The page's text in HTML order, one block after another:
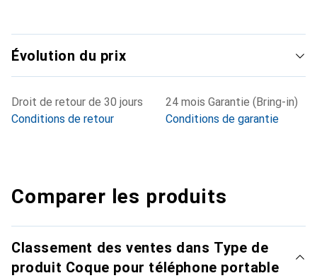
Évolution du prix
Droit de retour de 30 jours
Conditions de retour
24 mois Garantie (Bring-in)
Conditions de garantie
Comparer les produits
Classement des ventes dans Type de
produit Coque pour téléphone portable